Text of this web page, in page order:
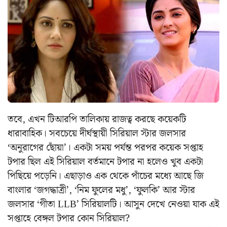
তবে, এখন টিআরপি তালিকায় রাজত্ব করছে কয়েকটি
ধারাবাহিক। সবচেয়ে দীর্ঘস্থায়ী সিরিয়াল স্টার জলসার
‘অনুরাগের ছোঁয়া’। একটা সময় পর্যন্ত পরপর কয়েক সপ্তাহ
টপার ছিল এই সিরিয়াল বর্তমানে টপার না হলেও খুব একটা
পিছিয়ে পড়েনি। এছাড়াও এক থেকে পাঁচের মধ্যে আছে জি
বাংলার ‘জগদ্ধাত্রী’, ‘নিম ফুলের মধু’, ‘ফুলকি’ আর স্টার
জলসার ‘গীতা LLB’ সিরিয়ালটি। আসুন দেখে নেওয়া যাক এই
সপ্তাহে বেঙ্গল টপার কোন সিরিয়াল?